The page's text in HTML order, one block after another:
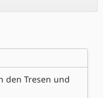
den Tresen und